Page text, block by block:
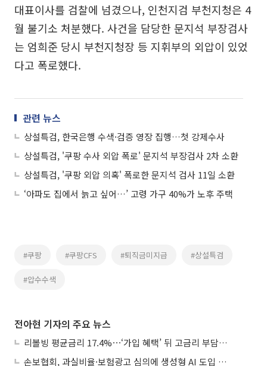
대표이사를 검찰에 넘겼으나, 인천지검 부천지청은 4
월 불기소 처분했다. 사건을 담당한 문지석 부장검사
는 엄희준 당시 부천지청장 등 지휘부의 외압이 있었
다고 폭로했다.
관련 뉴스
상설특검, 한국은행 수색·검증 영장 집행…첫 강제수사
상설특검, '쿠팡 수사 외압 폭로' 문지석 부장검사 2차 소환
상설특검, '쿠팡 외압 의혹' 폭로한 문지석 검사 11일 소환
‘아파도 집에서 늙고 싶어…’ 고령 가구 40%가 노후 주택
#쿠팡 #쿠팡CFS #퇴직금미지급 #상설특검
#압수수색
전아현 기자의 주요 뉴스
리볼빙 평균금리 17.4%⋯‘가입 혜택’ 뒤 고금리 부담 주의
손보협회, 과실비율·보험광고 심의에 생성형 AI 도입 추진